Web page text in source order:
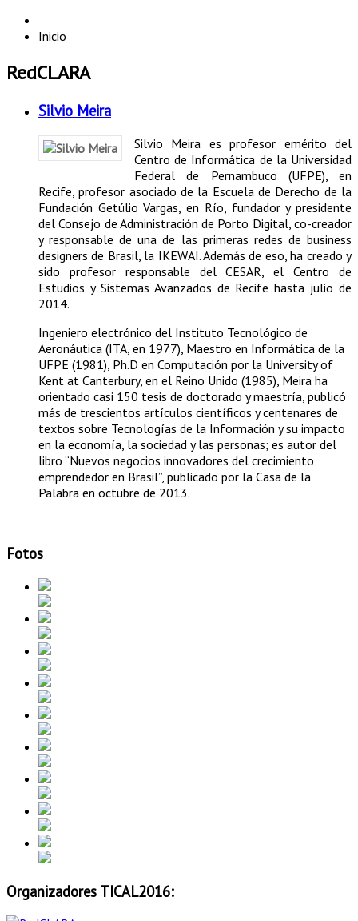
Inicio
RedCLARA
Silvio Meira
Silvio Meira es profesor emérito del
Centro de Informática de la Universidad
Federal de Pernambuco (UFPE), en
Recife, profesor asociado de la Escuela de Derecho de la
Fundación Getúlio Vargas, en Río, fundador y presidente
del Consejo de Administración de Porto Digital, co-creador
y responsable de una de las primeras redes de business
designers de Brasil, la IKEWAI. Además de eso, ha creado y
sido profesor responsable del CESAR, el Centro de
Estudios y Sistemas Avanzados de Recife hasta julio de
2014.
Ingeniero electrónico del Instituto Tecnológico de
Aeronáutica (ITA, en 1977), Maestro en Informática de la
UFPE (1981), Ph.D en Computación por la University of
Kent at Canterbury, en el Reino Unido (1985), Meira ha
orientado casi 150 tesis de doctorado y maestría, publicó
más de trescientos artículos científicos y centenares de
textos sobre Tecnologías de la Información y su impacto
en la economía, la sociedad y las personas; es autor del
libro “Nuevos negocios innovadores del crecimiento
emprendedor en Brasil”, publicado por la Casa de la
Palabra en octubre de 2013.
Fotos
Organizadores TICAL2016: